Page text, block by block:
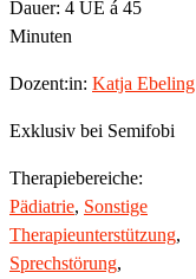
Dauer: 4 UE á 45
Minuten
Dozent:in: Katja Ebeling
Exklusiv bei Semifobi
Therapiebereiche:
Pädiatrie, Sonstige
Therapieunterstützung,
Sprechstörung,